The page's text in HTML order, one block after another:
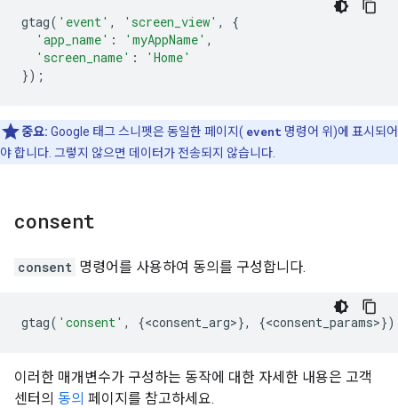
gtag( 'event' , 'screen_view' ,
{
'app_name' : 'myAppName' ,
'screen_name' :
'Home'
});
중요: Google 태그 스니펫은 동일한 페이지( event 명령어 위)에 표시되어
야 합니다. 그렇지 않으면 데이터가 전송되지 않습니다.
consent
consent 명령어를 사용하여 동의를 구성합니다.
gtag( 'consent' , {<consent_arg>}, {<consent_params>
이러한 매개변수가 구성하는 동작에 대한 자세한 내용은 고객
센터의 동의 페이지를 참고하세요.